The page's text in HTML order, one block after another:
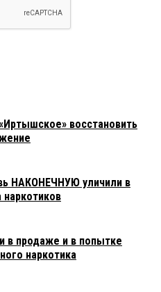
восстановить
НАКОНЕЧНУЮ уличили в
в продаже и в попытке
наркотика